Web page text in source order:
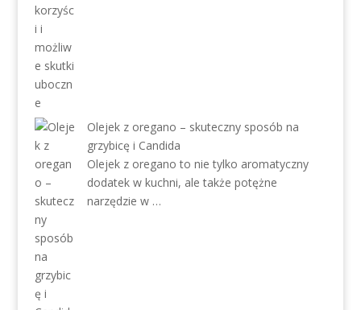
Olejek z oregano – skuteczny sposób na
grzybicę i Candida
Olejek z oregano to nie tylko aromatyczny
dodatek w kuchni, ale także potężne
narzędzie w …